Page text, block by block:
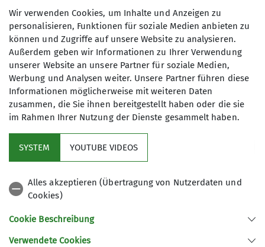
Verbraucherstreitbeilegung/Universalschl
ichtungsstelle
Wir sind nicht bereit oder verpflichtet, an
Streitbeilegungsverfahren vor einer
Verbraucherschlichtungsstelle teilzunehmen.
Wir verwenden Cookies, um Inhalte und Anzeigen zu
personalisieren, Funktionen für soziale Medien anbieten zu
können und Zugriffe auf unsere Website zu analysieren.
Außerdem geben wir Informationen zu Ihrer Verwendung
unserer Website an unsere Partner für soziale Medien,
Werbung und Analysen weiter. Unsere Partner führen diese
Informationen möglicherweise mit weiteren Daten
zusammen, die Sie ihnen bereitgestellt haben oder die sie
im Rahmen Ihrer Nutzung der Dienste gesammelt haben.
SYSTEM YOUTUBE VIDEOS
Alles akzeptieren (Übertragung von Nutzerdaten und
Cookies)
Cookie Beschreibung
Verwendete Cookies